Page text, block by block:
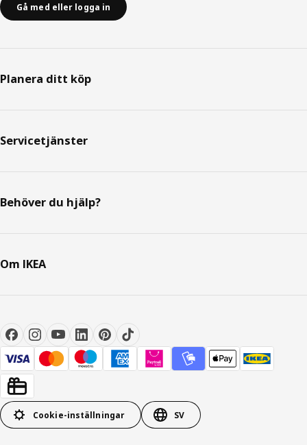
Gå med eller logga in
Planera ditt köp
Servicetjänster
Behöver du hjälp?
Om IKEA
Cookie-inställningar SV